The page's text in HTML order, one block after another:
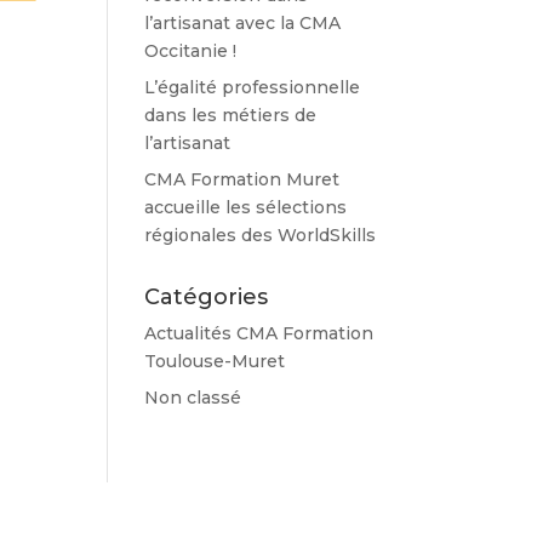
l’artisanat avec la CMA
Occitanie !
L’égalité professionnelle
dans les métiers de
l’artisanat
CMA Formation Muret
accueille les sélections
régionales des WorldSkills
Catégories
Actualités CMA Formation
Toulouse-Muret
Non classé